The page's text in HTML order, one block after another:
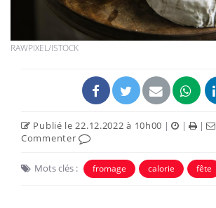
RAWPIXEL/ISTOCK
Publié le 22.12.2022 à 10h00 | | |
Commenter
Mots clés : fromage calorie fête